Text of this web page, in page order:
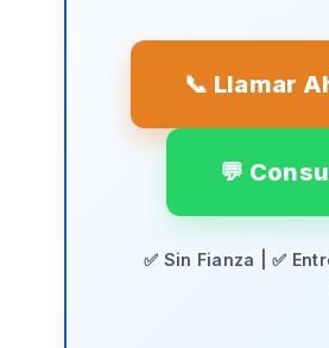
📞 Llamar
💬
✅ Sin Fianza | ✅